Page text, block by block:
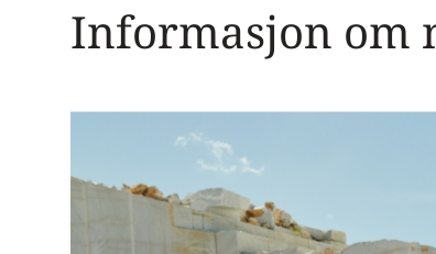
Navigasjonssti
Informasjon om